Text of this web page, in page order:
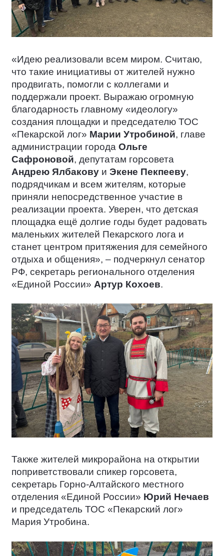
«Идею реализовали всем миром. Считаю,
что такие инициативы от жителей нужно
продвигать, помогли с коллегами и
поддержали проект. Выражаю огромную
благодарность главному «идеологу»
создания площадки и председателю ТОС
«Пекарской лог» Марии Утробиной, главе
администрации города Ольге
Сафроновой, депутатам горсовета
Андрею Ялбакову и Экене Пекпееву,
подрядчикам и всем жителям, которые
приняли непосредственное участие в
реализации проекта. Уверен, что детская
площадка ещё долгие годы будет радовать
маленьких жителей Пекарского лога и
станет центром притяжения для семейного
отдыха и общения», – подчеркнул сенатор
РФ, секретарь регионального отделения
«Единой России» Артур Кохоев.
Также жителей микрорайона на открытии
поприветствовали спикер горсовета,
секретарь Горно-Алтайского местного
отделения «Единой России» Юрий Нечаев
и председатель ТОС «Пекарский лог»
Мария Утробина.